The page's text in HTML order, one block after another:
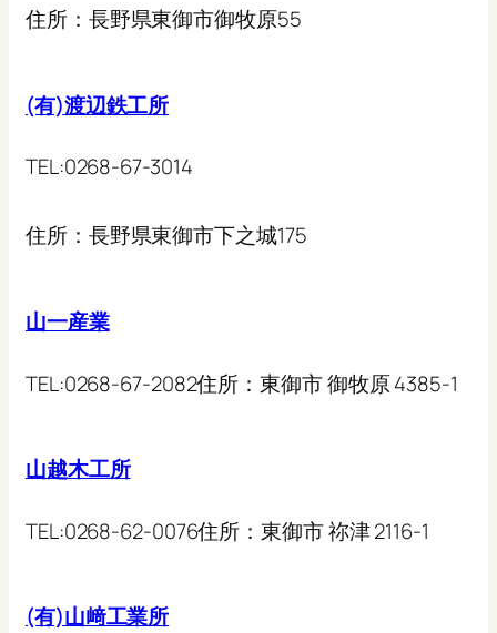
住所： 長野県東御市御牧原55
(有)渡辺鉄工所
TEL:0268-67-3014
住所： 長野県東御市下之城175
山一産業
TEL:0268-67-2082住所：東御市 御牧原 4385-1
山越木工所
TEL:0268-62-0076住所：東御市 祢津 2116-1
(有)山﨑工業所